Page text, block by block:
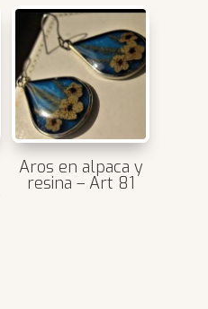
Aros en alpaca y
resina – Art 81